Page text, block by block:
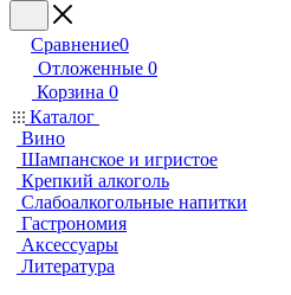
Сравнение0
Отложенные 0
Корзина 0
Каталог
Вино
Шампанское и игристое
Крепкий алкоголь
Слабоалкогольные напитки
Гастрономия
Аксессуары
Литература